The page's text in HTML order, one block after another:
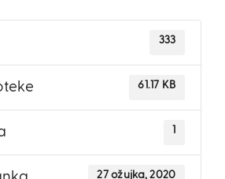
333
61.17 KB
1
27 ožujka, 2020